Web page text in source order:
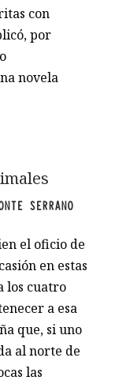
con
por
novela
SERRANO
el oficio de
en estas
los cuatro
a esa
que, si uno
al norte de
las